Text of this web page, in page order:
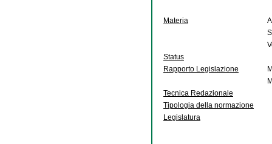
Materia
Status
Rapporto Legislazione
Tecnica Redazionale
Tipologia della normazione
Legislatura